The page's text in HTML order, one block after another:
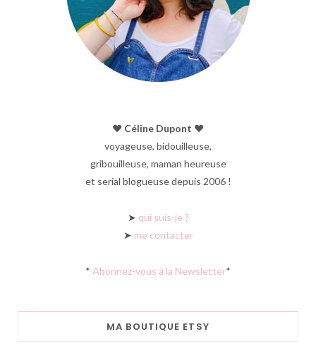
♥︎ Céline Dupont ♥︎
voyageuse, bidouilleuse,
gribouilleuse, maman heureuse
et serial blogueuse depuis 2006 !
➤ qui suis-je ?
➤ me contacter
* Abonnez-vous à la Newsletter*
MA BOUTIQUE ETSY